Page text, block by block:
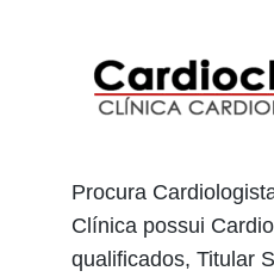
Procura
Clínica possui
qualificados, Titular